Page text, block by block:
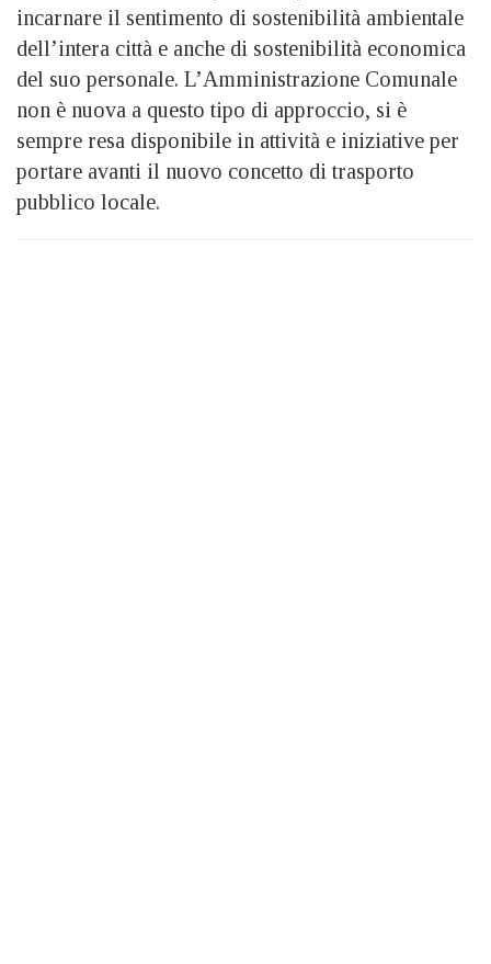
incarnare il sentimento di sostenibilità ambientale
dell’intera città e anche di sostenibilità economica
del suo personale. L’Amministrazione Comunale
non è nuova a questo tipo di approccio, si è
sempre resa disponibile in attività e iniziative per
portare avanti il nuovo concetto di trasporto
pubblico locale.